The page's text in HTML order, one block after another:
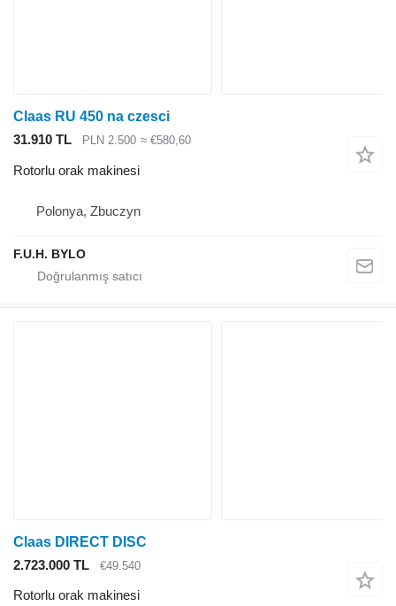
Claas RU 450 na czesci
31.910 TL
PLN 2.500 ≈ €580,60
Rotorlu orak makinesi
Polonya, Zbuczyn
F.U.H. BYLO
Claas DIRECT DISC
2.723.000 TL
€49.540
Rotorlu orak makinesi